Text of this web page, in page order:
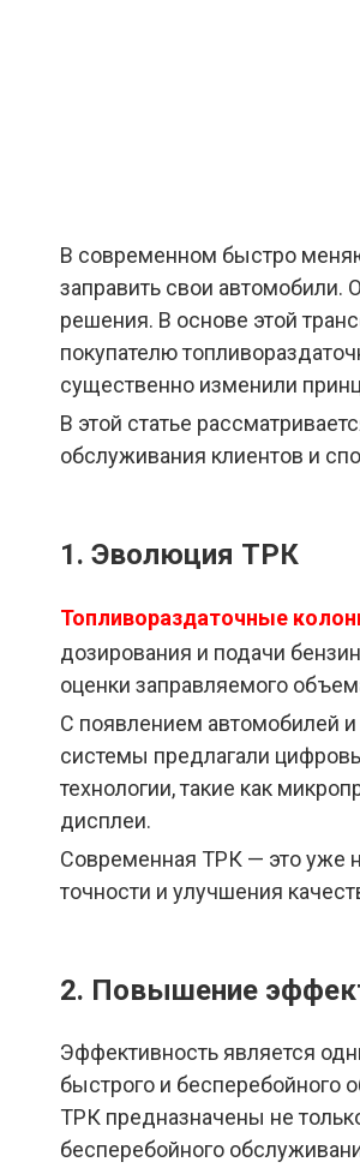
В современном быстро
заправить свои автомобили.
решения. В основе этой
покупателю
существенно изменили
В этой статье
обслуживания клиентов и
1. Эволюция ТРК
Топливораздаточные
дозирования и подачи
оценки заправляемого
С появлением автомобилей
системы предлагали
технологии, такие как
дисплеи.
Современная ТРК — это уже
точности и улучшения
2. Повышение
Эффективность является
быстрого и
ТРК предназначены не
бесперебойного